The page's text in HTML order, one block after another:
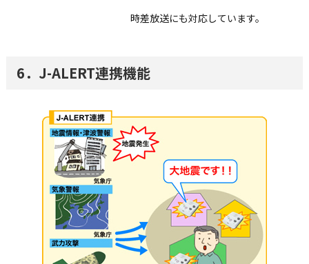
時差放送にも対応しています。
6．J-ALERT連携機能